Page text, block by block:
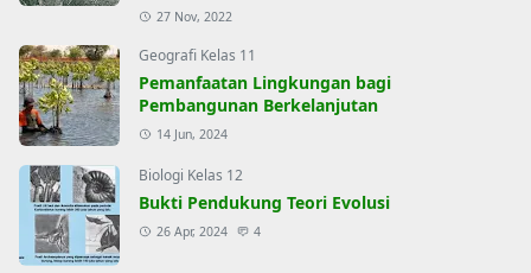
27 Nov, 2022
Geografi Kelas 11
Pemanfaatan Lingkungan bagi
Pembangunan Berkelanjutan
14 Jun, 2024
Biologi Kelas 12
Bukti Pendukung Teori Evolusi
26 Apr, 2024 4